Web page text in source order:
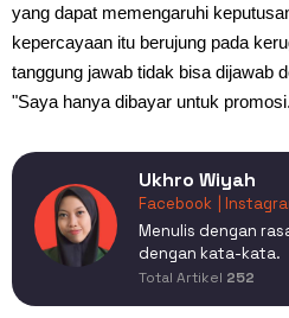
yang dapat memengaruhi
kepercayaan itu berujung pada
tanggung jawab tidak bisa dijawab
"Saya hanya dibayar untuk
Ukhro Wiyah
Facebook |
Menulis dengan
dengan kata-kata.
Total Artikel 252